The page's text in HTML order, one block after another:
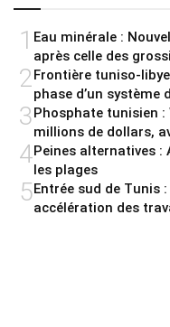
1 Eau minérale :
après celle des
2Frontière tuniso-
phase d’un système
3Phosphate tunisien
millions de dollars,
4Peines alternatives :
les plages
5Entrée sud de Tunis
accélération des